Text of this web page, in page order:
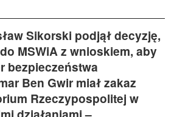
Sikorski podjął decyzję,
MSWiA z wnioskiem, aby
bezpieczeństwa
Ben Gwir miał zakaz
Rzeczypospolitej w